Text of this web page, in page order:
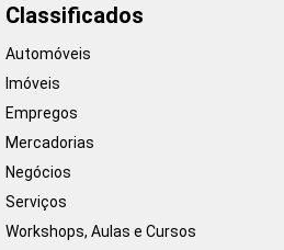
Classificados
Automóveis
Imóveis
Empregos
Mercadorias
Negócios
Serviços
Workshops, Aulas e Cursos